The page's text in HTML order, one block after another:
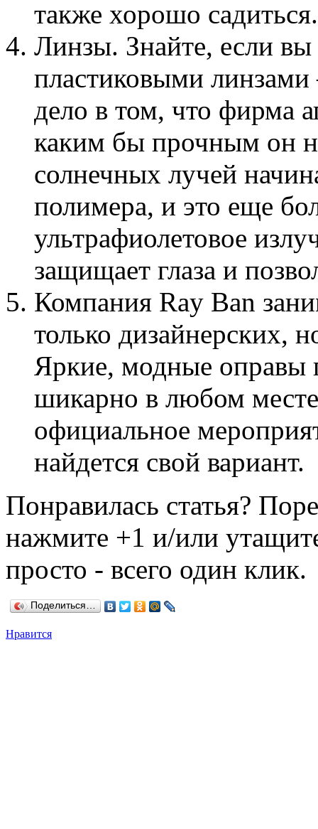
также хорошо садиться.
Линзы. Знайте, если
пластиковыми линзами
дело в том, что фирма
каким бы прочным он
солнечных лучей
полимера, и это еще
ультрафиолетовое
защищает глаза и
Компания Ray Ban
только дизайнерских,
Яркие, модные оправы
шикарно в любом
официальное
найдется свой вариант.
Понравилась статья?
нажмите +1 и/или
просто - всего один клик.
Поделиться…
Нравится